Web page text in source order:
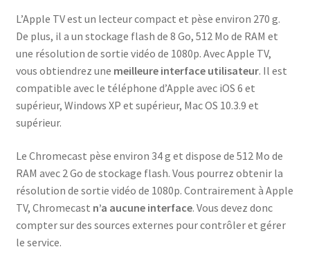
L’Apple TV est un lecteur compact et pèse environ 270 g.
De plus, il a un stockage flash de 8 Go, 512 Mo de RAM et
une résolution de sortie vidéo de 1080p. Avec Apple TV,
vous obtiendrez une meilleure interface utilisateur. Il est
compatible avec le téléphone d’Apple avec iOS 6 et
supérieur, Windows XP et supérieur, Mac OS 10.3.9 et
supérieur.
Le Chromecast pèse environ 34 g et dispose de 512 Mo de
RAM avec 2 Go de stockage flash. Vous pourrez obtenir la
résolution de sortie vidéo de 1080p. Contrairement à Apple
TV, Chromecast n’a aucune interface. Vous devez donc
compter sur des sources externes pour contrôler et gérer
le service.